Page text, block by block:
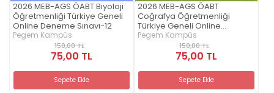
2026 MEB-AGS ÖABT Biyoloji
Öğretmenliği Türkiye Geneli
Online Deneme Sınavı-12
Pegem Kampüs
150,00 TL
75,00 TL
Sepete Ekle
2026 MEB-AGS ÖABT
Coğrafya Öğretmenliği
Türkiye Geneli Online
Deneme Sınavı-12
Pegem Kampüs
150,00 TL
75,00 TL
Sepete Ekle